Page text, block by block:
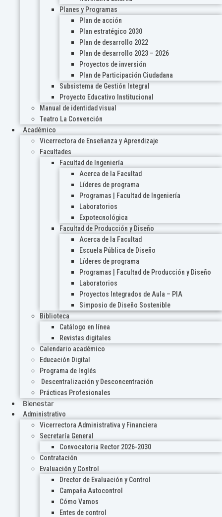
Planes y Programas
Plan de acción
Plan estratégico 2030
Plan de desarrollo 2022
Plan de desarrollo 2023 – 2026
Proyectos de inversión
Plan de Participación Ciudadana
Subsistema de Gestión Integral
Proyecto Educativo Institucional
Manual de identidad visual
Teatro La Convención
Académico
Vicerrectora de Enseñanza y Aprendizaje
Facultades
Facultad de Ingeniería
Acerca de la Facultad
Líderes de programa
Programas | Facultad de Ingeniería
Laboratorios
Expotecnológica
Facultad de Producción y Diseño
Acerca de la Facultad
Escuela Pública de Diseño
Líderes de programa
Programas | Facultad de Producción y Diseño
Laboratorios
Proyectos Integrados de Aula – PIA
Simposio de Diseño Sostenible
Biblioteca
Catálogo en línea
Revistas digitales
Calendario académico
Educación Digital
Programa de Inglés
Descentralización y Desconcentración
Prácticas Profesionales
Bienestar
Administrativo
Vicerrectora Administrativa y Financiera
Secretaría General
Convocatoria Rector 2026-2030
Contratación
Evaluación y Control
Drector de Evaluación y Control
Campaña Autocontrol
Cómo Vamos
Entes de control